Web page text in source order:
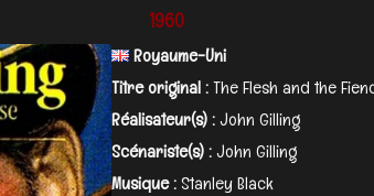
1960
Royaume-Uni
Titre original :The Flesh and the
Réalisateur(s) :John Gilling
Scénariste(s) :John Gilling
Musique :Stanley Black